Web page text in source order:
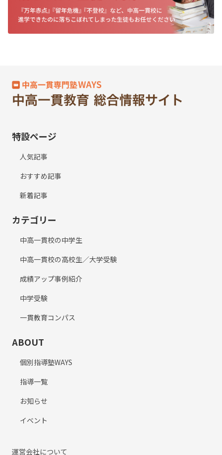
特設ページ
人気記事
おすすめ記事
新着記事
カテゴリー
中高一貫校の中学生
中高一貫校の高校生／大学受験
成績アップ事例紹介
中学受験
一貫教育コンパス
ABOUT
個別指導塾WAYS
指導一覧
お知らせ
イベント
運営会社について